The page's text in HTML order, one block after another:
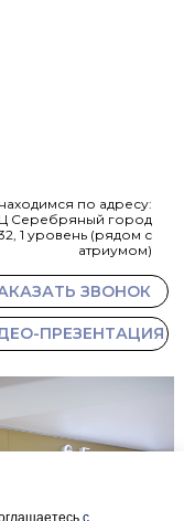
по адресу:
Серебряный город
1 уровень (рядом с
атриумом)
ЗВОНОК
ПРЕЗЕНТАЦИЯ